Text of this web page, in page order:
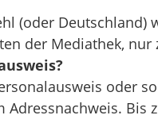
(oder Deutschland)
der Mediathek, nur
oder
Bis